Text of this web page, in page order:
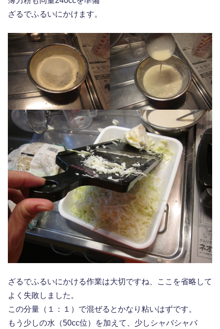
ざるでふるいにかけます。
ざるでふるいにかける作業は大切ですね、ここを省略して
よく失敗しました。
この分量（１：１）で混ぜるとかなり粘いはずです。
もう少しの水（50cc位）を加えて、少しシャバシャバ